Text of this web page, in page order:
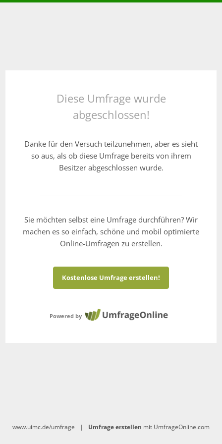
Diese Umfrage wurde
abgeschlossen!
Danke für den Versuch teilzunehmen, aber es sieht
so aus, als ob diese Umfrage bereits von ihrem
Besitzer abgeschlossen wurde.
Sie möchten selbst eine Umfrage durchführen? Wir
machen es so einfach, schöne und mobil optimierte
Online-Umfragen zu erstellen.
Kostenlose Umfrage erstellen!
Powered by
www.uimc.de/umfrage | Umfrage erstellen mit UmfrageOnline.com